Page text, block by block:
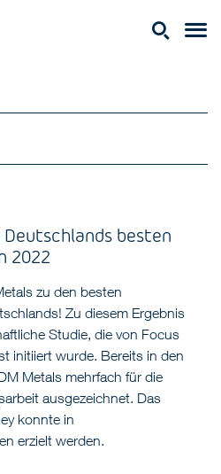
besten
2022
zu den besten
Zu diesem Ergebnis
Studie, die von Focus
initiiert wurde. Bereits in den
Metals mehrfach für die
ausgezeichnet. Das
konnte in
erzielt werden.